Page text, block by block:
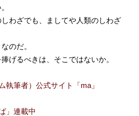
わざでも、ましてや人類のしわざ
のだ。
げるべきは、そこではないか。
執筆者）公式サイト「ma」
」連載中